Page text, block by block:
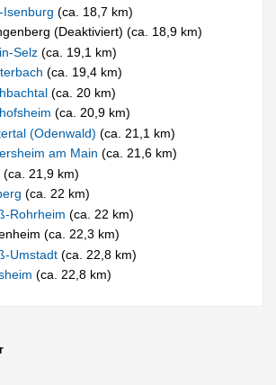
Isenburg(ca. 18,7 km)
(Deaktiviert) (ca. 18,9 km)
Selz(ca. 19,1 km)
(ca. 19,4 km)
(ca. 20 km)
(ca. 20,9 km)
(Odenwald)(ca. 21,1 km)
am Main(ca. 21,6 km)
(ca. 21,9 km)
(ca. 22 km)
Rohrheim(ca. 22 km)
(ca. 22,3 km)
Umstadt(ca. 22,8 km)
(ca. 22,8 km)